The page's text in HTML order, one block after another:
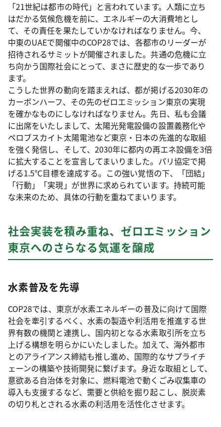
「21世紀は都市の時代」と言われています。人類に立ち
はだかる気候危機を前に、エネルギーの大消費地とし
て、その責任を果たしていかなければなりません。今、
中東のUAEで開催中のCOP28では、各都市のリーダーが
招待されるサミットが開催されました。共通の危機に立
ち向かう国際社会にとって、まさに歴史的な一歩であり
ます。
こうした世界の動向を踏まえれば、都が掲げる2030年の
カーボンハーフ、その先のゼロエミッション東京の実現
を確かなものにしなければなりません。先日、私も会議
に出席をいたしまして、太陽光発電設備の設置義務化や
ペロブスカイト太陽電池など東京・日本の先進的な取組
を強く発信し、そして、2030年に都内の再エネ設備を3倍
に拡大することを宣言してまいりました。パリ協定で掲
げる1.5℃目標を達成する。この強い覚悟の下、「団結」
「行動」「実現」が世界に求められています。持続可能
な未来のため、具体の行動を重ねてまいります。
社会実装を積み重ね、ゼロエミッション
東京へのさらなる気運を醸成
水素普及を先導
COP28では、東京が水素エネルギーの普及に向けて国際
社会を牽引するべく、水素の製造や利活用を推進する世
界有数の機関と連携し、国内初となる水素取引所を立ち
上げる構想を明らかにいたしました。加えて、海外都市
とのアライアンス締結も推し進め、国際的なサプライチ
ェーンの構築や技術開発に繋げます。身近な取組として、
意欲ある自治体を対象に、燃料電池で動くごみ収集車の
導入も支援するなど、需要と供給を掘り起こし、脱炭素
の切り札とされる水素の利活用を活性化させます。